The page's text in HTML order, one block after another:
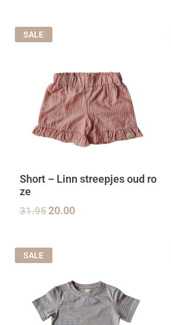
SALE
Short – Linn streepjes oud ro
ze
31.9520.00
SALE